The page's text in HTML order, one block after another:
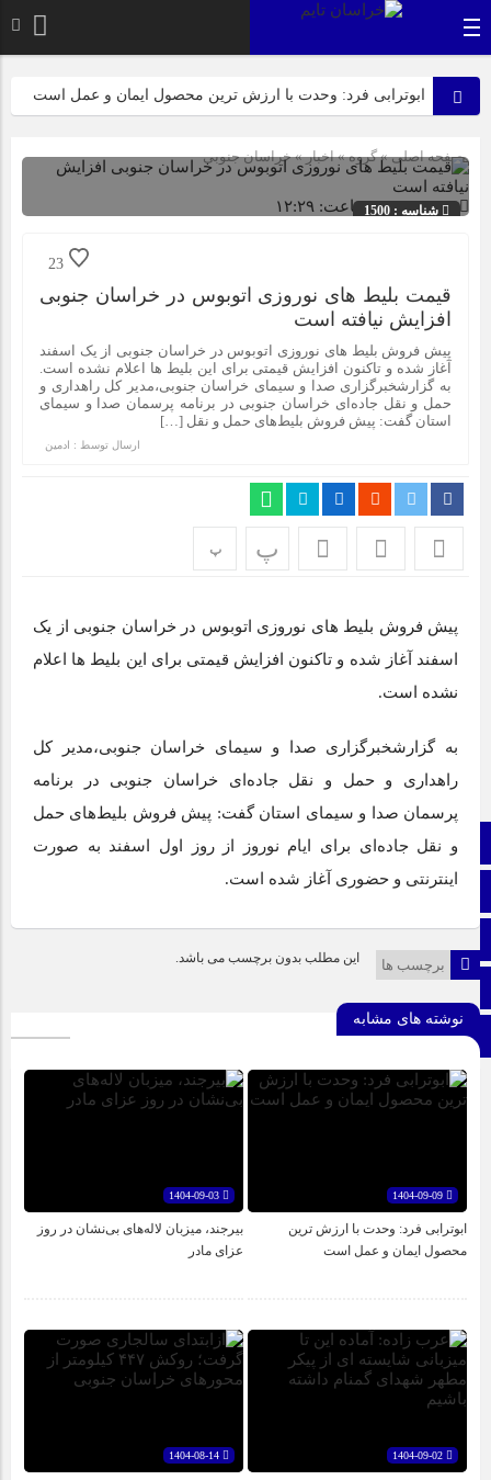
صفحه نخست
برو بالا
ابوترابی فرد: وحدت با ارزش ترین محصول ایمان و عمل است
عرب زاده: آماده این تا میزبانی شایسته ای از پیکر مطهر شهدای
گمنام داشته باشیم
ازابتدای سالجاری صورت گرفت؛ روکش ۴۴۷ کیلومتر از
استکبار» + تصاویر
نیازمند رویکردی کارآفرینانه به فعالیت‌های پژوهشی در زمینه
اپلیکیشن «جعبه شادی کودکان»، محصول جدید سازمان فضای
مجازی سراج مرکز خراسان جنوبی، با هدف ارائه محتوای دیجیتال
ایمن، آموزنده و جذاب برای رده سنی کودک منتشر شد.
نمایشگاه ایران و افغانستان در بیرجند؛ گام بلند توسعه اقتصادی +
تصاویر
برای اولین بار از گونه اندمیک زاغ بور در بشرویه عکس برداری
عفو بین الملل: فیفا و یوفا، اسرائیل را محروم کنند
صفحه اصلی» گروه »اخبار»خراسان جنوبی
1403-12-08 ساعت: ۱۲:۲۹ شناسه : 1500
23
قیمت بلیط های نوروزی اتوبوس در خراسان جنوبی
افزایش نیافته است
پیش فروش بلیط های نوروزی اتوبوس در خراسان جنوبی از یک اسفند
آغاز شده و تاکنون افزایش قیمتی برای این بلیط ها اعلام نشده است.
به گزارشخبرگزاری صدا و سیمای خراسان جنوبی،مدیر کل راهداری و
حمل و نقل جاده‌ای خراسان جنوبی در برنامه پرسمان صدا و سیمای
استان گفت: پیش فروش بلیط‌های حمل و نقل […]
ارسال توسط : ادمین
پ پ
پیش فروش بلیط های نوروزی اتوبوس در خراسان جنوبی از یک
اسفند آغاز شده و تاکنون افزایش قیمتی برای این بلیط ها اعلام
نشده است.
به گزارشخبرگزاری صدا و سیمای خراسان جنوبی،مدیر کل
راهداری و حمل و نقل جاده‌ای خراسان جنوبی در برنامه
پرسمان صدا و سیمای استان گفت: پیش فروش بلیط‌های حمل
و نقل جاده‌ای برای ایام نوروز از روز اول اسفند به صورت
اینترنتی و حضوری آغاز شده است.
برچسب ها این مطلب بدون برچسب می باشد.
نوشته های مشابه
1404-09-09
ابوترابی فرد: وحدت با ارزش ترین
محصول ایمان و عمل است
بیرجند، میزبان لاله‌های بی‌نشان در روز
عزای مادر
1404-09-02